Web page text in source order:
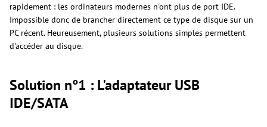
rapidement : les ordinateurs modernes n'ont plus de port IDE.
Impossible donc de brancher directement ce type de disque sur un
PC récent. Heureusement, plusieurs solutions simples permettent
d'accéder au disque.
Solution n°1 : L'adaptateur USB
IDE/SATA